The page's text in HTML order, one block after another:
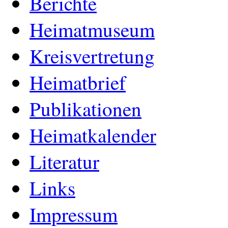
Heimatmuseum
Kreisvertretung
Heimatbrief
Publikationen
Heimatkalender
Literatur
Links
Impressum